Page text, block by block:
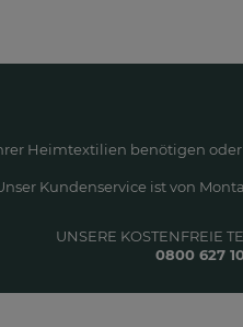
Heimtextilien benötigen
Kundenservice ist von
UNSERE KOSTENFREIE
0800 627